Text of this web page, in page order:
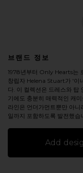
브랜드 정보
1978년부터 Only Hearts는
창립자 Helena Stuart가 '이
다. 이 컬렉션은 드레스와 탑
기에도 충분히 매력적인 캐
라인은 언더가먼트뿐만 아
일까지 포함하도록 발전했습
Add